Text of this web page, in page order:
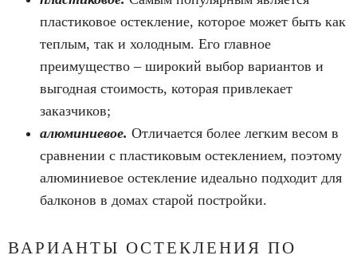
пластиковое остекление, которое может быть как
теплым, так и холодным. Его главное
преимущество – широкий выбор вариантов и
выгодная стоимость, которая привлекает
заказчиков;
алюминиевое. Отличается более легким весом в
сравнении с пластиковым остеклением, поэтому
алюминиевое остекление идеально подходит для
балконов в домах старой постройки.
ВАРИАНТЫ ОСТЕКЛЕНИЯ ПО